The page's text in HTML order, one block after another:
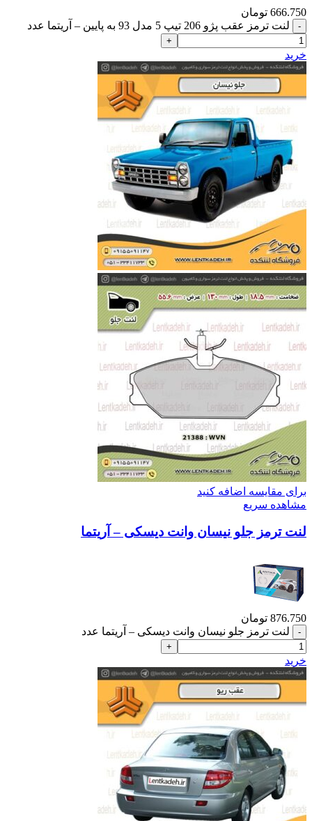
666.750 تومان
لنت ترمز عقب پژو 206 تیپ 5 مدل 93 به پایین – آریتما عدد
خرید
برای مقایسه اضافه کنید
مشاهده سریع
لنت ترمز جلو نیسان وانت دیسکی – آریتما
876.750 تومان
لنت ترمز جلو نیسان وانت دیسکی – آریتما عدد
خرید